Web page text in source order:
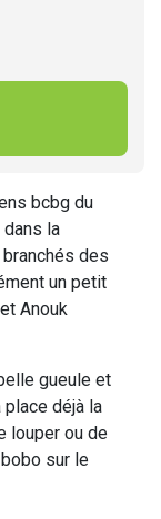
bcbg du
la
des
un petit
Anouk
gueule et
place déjà la
louper ou de
sur le